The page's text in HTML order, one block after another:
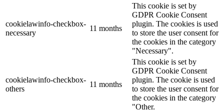
cookielawinfo-checkbox-
necessary
11 months
This cookie is set by
GDPR Cookie Consent
plugin. The cookies is used
to store the user consent for
the cookies in the category
"Necessary".
cookielawinfo-checkbox-
others
11 months
This cookie is set by
GDPR Cookie Consent
plugin. The cookie is used
to store the user consent for
the cookies in the category
"Other.